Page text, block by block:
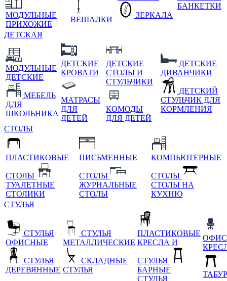
МОДУЛЬНЫЕ
ПРИХОЖИЕ
ВЕШАЛКИ
ЗЕРКАЛА
БАНКЕТКИ
ДЕТСКАЯ
МОДУЛЬНЫЕ
ДЕТСКИЕ
МЕБЕЛЬ
ДЛЯ
ШКОЛЬНИКА
ДЕТСКИЕ
КРОВАТИ
МАТРАСЫ
ДЛЯ
ДЕТЕЙ
ДЕТСКИЕ
СТОЛЫ И
СТУЛЬЧИКИ
КОМОДЫ
ДЛЯ ДЕТЕЙ
ДЕТСКИЕ
ДИВАНЧИКИ
ДЕТСКИЙ
СТУЛЬЧИК ДЛЯ
КОРМЛЕНИЯ
СТОЛЫ
ПЛАСТИКОВЫЕ
СТОЛЫ
ТУАЛЕТНЫЕ
СТОЛИКИ
ПИСЬМЕННЫЕ
СТОЛЫ
ЖУРНАЛЬНЫЕ
СТОЛЫ
КОМПЬЮТЕРНЫЕ
СТОЛЫ
СТОЛЫ НА
КУХНЮ
СТУЛЬЯ
СТУЛЬЯ
ОФИСНЫЕ
СТУЛЬЯ
ДЕРЕВЯННЫЕ
СТУЛЬЯ
МЕТАЛЛИЧЕСКИЕ
СКЛАДНЫЕ
СТУЛЬЯ
ПЛАСТИКОВЫЕ
КРЕСЛА И
СТУЛЬЯ
БАРНЫЕ
СТУЛЬЯ